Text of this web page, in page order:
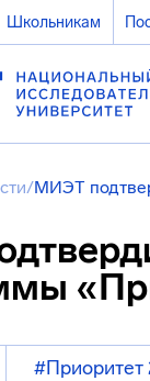
Школьникам
/МИЭТ
#Приоритет